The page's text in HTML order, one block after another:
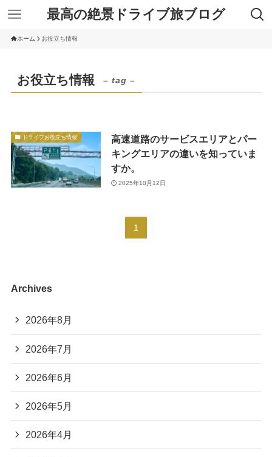
最高の絶景ドライブ旅ブログ
ホーム お役立ち情報
お役立ち情報 – tag –
ドライブお役立ち情報
高速道路のサービスエリアとパー
キングエリアの違いを知っていま
すか。
2025年10月12日
1
Archives
2026年8月
2026年7月
2026年6月
2026年5月
2026年4月